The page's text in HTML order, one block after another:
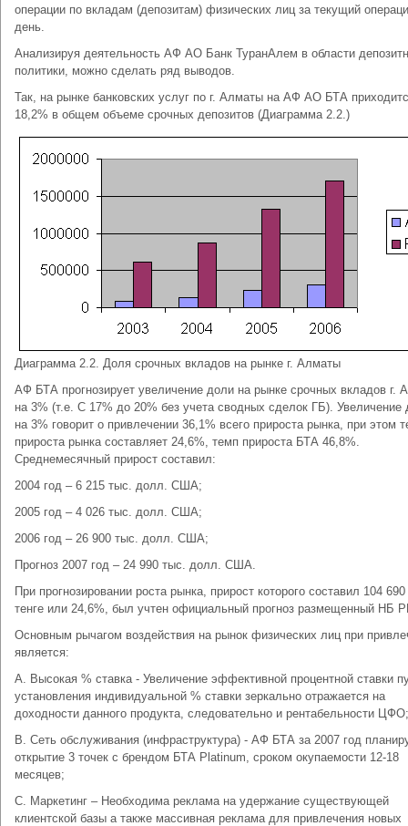
операции по вкладам (депозитам) физических лиц за текущий
день.
Анализируя деятельность АФ АО Банк ТуранАлем в области
политики, можно сделать ряд выводов.
Так, на рынке банковских услуг по г. Алматы на АФ АО БТА
18,2% в общем объеме срочных депозитов (Диаграмма 2.2.)
Диаграмма 2.2. Доля срочных вкладов на рынке г. Алматы
АФ БТА прогнозирует увеличение доли на рынке срочных вкладов г.
на 3% (т.е. С 17% до 20% без учета сводных сделок ГБ). Увеличение
на 3% говорит о привлечении 36,1% всего прироста рынка, при этом
прироста рынка составляет 24,6%, темп прироста БТА 46,8%.
Среднемесячный прирост составил:
2004 год – 6 215 тыс. долл. США;
2005 год – 4 026 тыс. долл. США;
2006 год – 26 900 тыс. долл. США;
Прогноз 2007 год – 24 990 тыс. долл. США.
При прогнозировании роста рынка, прирост которого составил 104
тенге или 24,6%, был учтен официальный прогноз размещенный НБ
Основным рычагом воздействия на рынок физических лиц при
является:
A. Высокая % ставка - Увеличение эффективной процентной ставки
установления индивидуальной % ставки зеркально отражается на
доходности данного продукта, следовательно и рентабельности ЦФО;
B. Сеть обслуживания (инфраструктура) - АФ БТА за 2007 год
открытие 3 точек с брендом БТА Platinum, сроком окупаемости 12-18
месяцев;
C. Маркетинг – Необходима реклама на удержание существующей
клиентской базы а также массивная реклама для привлечения новых